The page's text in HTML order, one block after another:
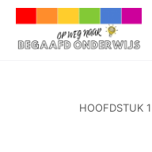
HOOFDSTUK 1